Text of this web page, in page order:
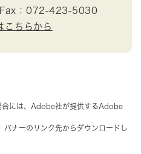
Fax：072-423-5030
こちらから
合には、Adobe社が提供するAdobe
ナーのリンク先からダウンロードし